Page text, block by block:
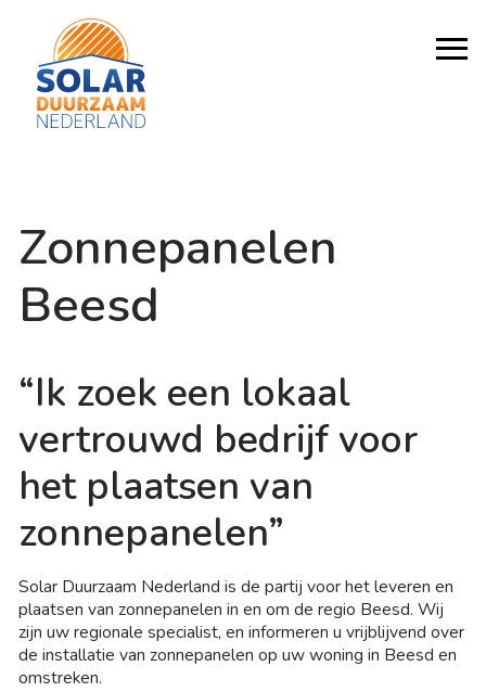
Zonnepanelen
Beesd
“Ik zoek een lokaal
vertrouwd bedrijf voor
het plaatsen van
zonnepanelen”
Solar Duurzaam Nederland is de partij voor het leveren en
plaatsen van zonnepanelen in en om de regio Beesd. Wij
zijn uw regionale specialist, en informeren u vrijblijvend over
de installatie van zonnepanelen op uw woning in Beesd en
omstreken.